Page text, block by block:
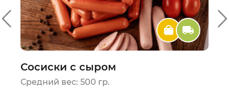
Сосиски с сыром
Средний вес: 500 гр.